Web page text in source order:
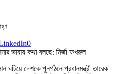
0
ঘটিয়ে দেশকে পুনর্গঠনে প্রধানমন্ত্রী তারেক